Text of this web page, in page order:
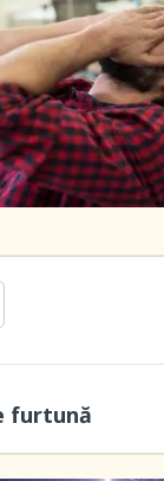
furtună